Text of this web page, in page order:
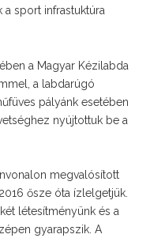
a sport infrastuktúra
a Magyar Kézilabda
a labdarúgó
pályánk esetében
nyújtottuk be a
megvalósított
ősze óta ízlelgetjük.
létesítményünk és a
gyarapszik. A